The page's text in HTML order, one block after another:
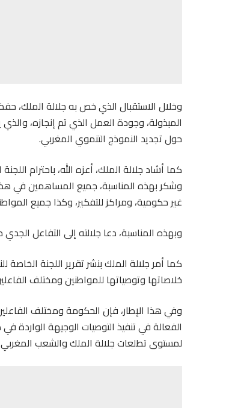
وخلال الاستقبال الذي خص به جلالة الملك،
المبذولة، وجودة العمل الذي تم إنجازه،
حول تجديد النموذج التنموي المغربي.
كما أشاد جلالة الملك، أعزه الله، باحترام
وشكر بهذه المناسبة، جميع المساهمين في
غير حكومية، ومراكز للتفكير، وكذا جميع
وبهذه المناسبة، دعا جلالته إلى التفاعل
كما أمر جلالة الملك بنشر تقرير اللجنة
خلاصاتها وتوصياتها للمواطنين ومختلف
وفي هذا الإطار، فإن الحكومة ومختلف
الفعالة في تنفيذ التوصيات الوجيهة الواردة
لمستوى تطلعات جلالة الملك والشعب